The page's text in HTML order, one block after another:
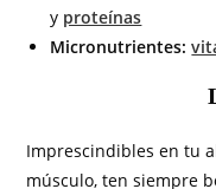
y proteínas
Micronutrientes:
Imprescindibles en tu
músculo, ten siempre